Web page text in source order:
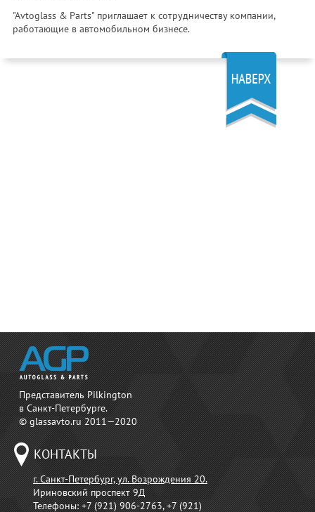
"Avtoglass & Parts" приглашает к сотрудничеству компании,
работающие в автомобильном бизнесе.
Представитель Pilkington
в Санкт-Петербурге.
© glassavto.ru 2011—2020
КОНТАКТЫ
г. Санкт-Петербург, ул. Возрождения 20.
Ириновский проспект 9Д
Телефоны:+7 (921) 906-2763, +7 (921)